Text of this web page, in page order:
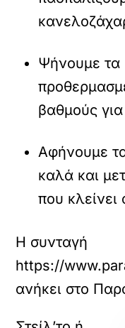
Ψήνουμε τα
βαθμούς
Αφήνουμε
καλά και
που
Η συνταγή
https://
ανήκει στο